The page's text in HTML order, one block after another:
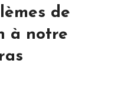
de
à notre